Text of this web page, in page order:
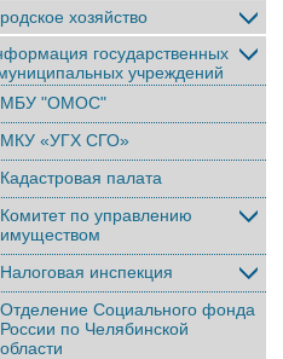
хозяйство
государственных
учреждений
МБУ "ОМОС"
МКУ «УГХ СГО»
Кадастровая палата
Комитет по управлению
имуществом
Налоговая инспекция
Отделение Социального фонда
России по Челябинской
области